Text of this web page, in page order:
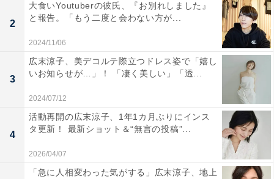
2
大食いYoutuberの彼氏、『お別れしました』
と報告。「もう二度と会わない方が...
2024/11/06
3
広末涼子、美デコルテ際立つドレス姿で「嬉し
いお知らせが…」！ 「凄く美しい」「透...
2024/07/12
4
活動再開の広末涼子、1年1カ月ぶりにインス
タ更新！ 最新ショット＆“無言の投稿”...
2026/04/07
「急に人相変わった気がする」広末涼子、地上